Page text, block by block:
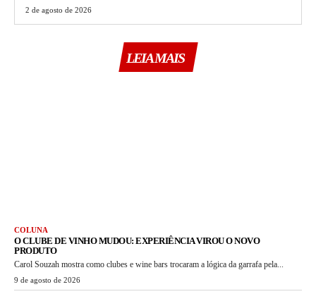
2 de agosto de 2026
LEIA MAIS
COLUNA
O CLUBE DE VINHO MUDOU: EXPERIÊNCIA VIROU O NOVO
PRODUTO
Carol Souzah mostra como clubes e wine bars trocaram a lógica da garrafa pela...
9 de agosto de 2026